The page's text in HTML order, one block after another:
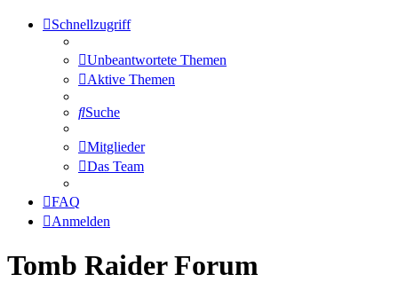
Schnellzugriff
Unbeantwortete Themen
Aktive Themen
Suche
Mitglieder
Das Team
FAQ
Anmelden
Tomb Raider Forum